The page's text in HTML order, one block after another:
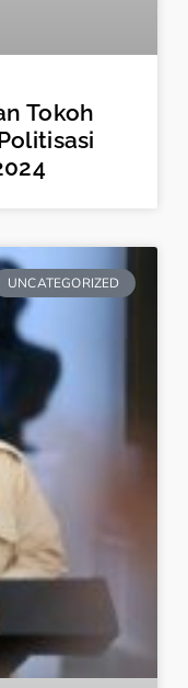
Tokoh
UNCATEGORIZED